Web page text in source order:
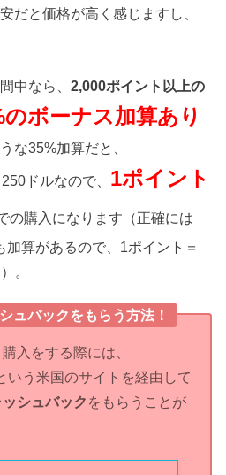
だと価格が高く感じますし、
中なら、2,000ポイント以上の
のボーナス加算あり
な35%加算だと、
ドルなので、 1ポイント
の購入になります（正確には
算があるので、1ポイント＝
。
ュバックをもらう方法！
入をする際には、
いう米国のサイトを経由して
シュバック をもらうことが